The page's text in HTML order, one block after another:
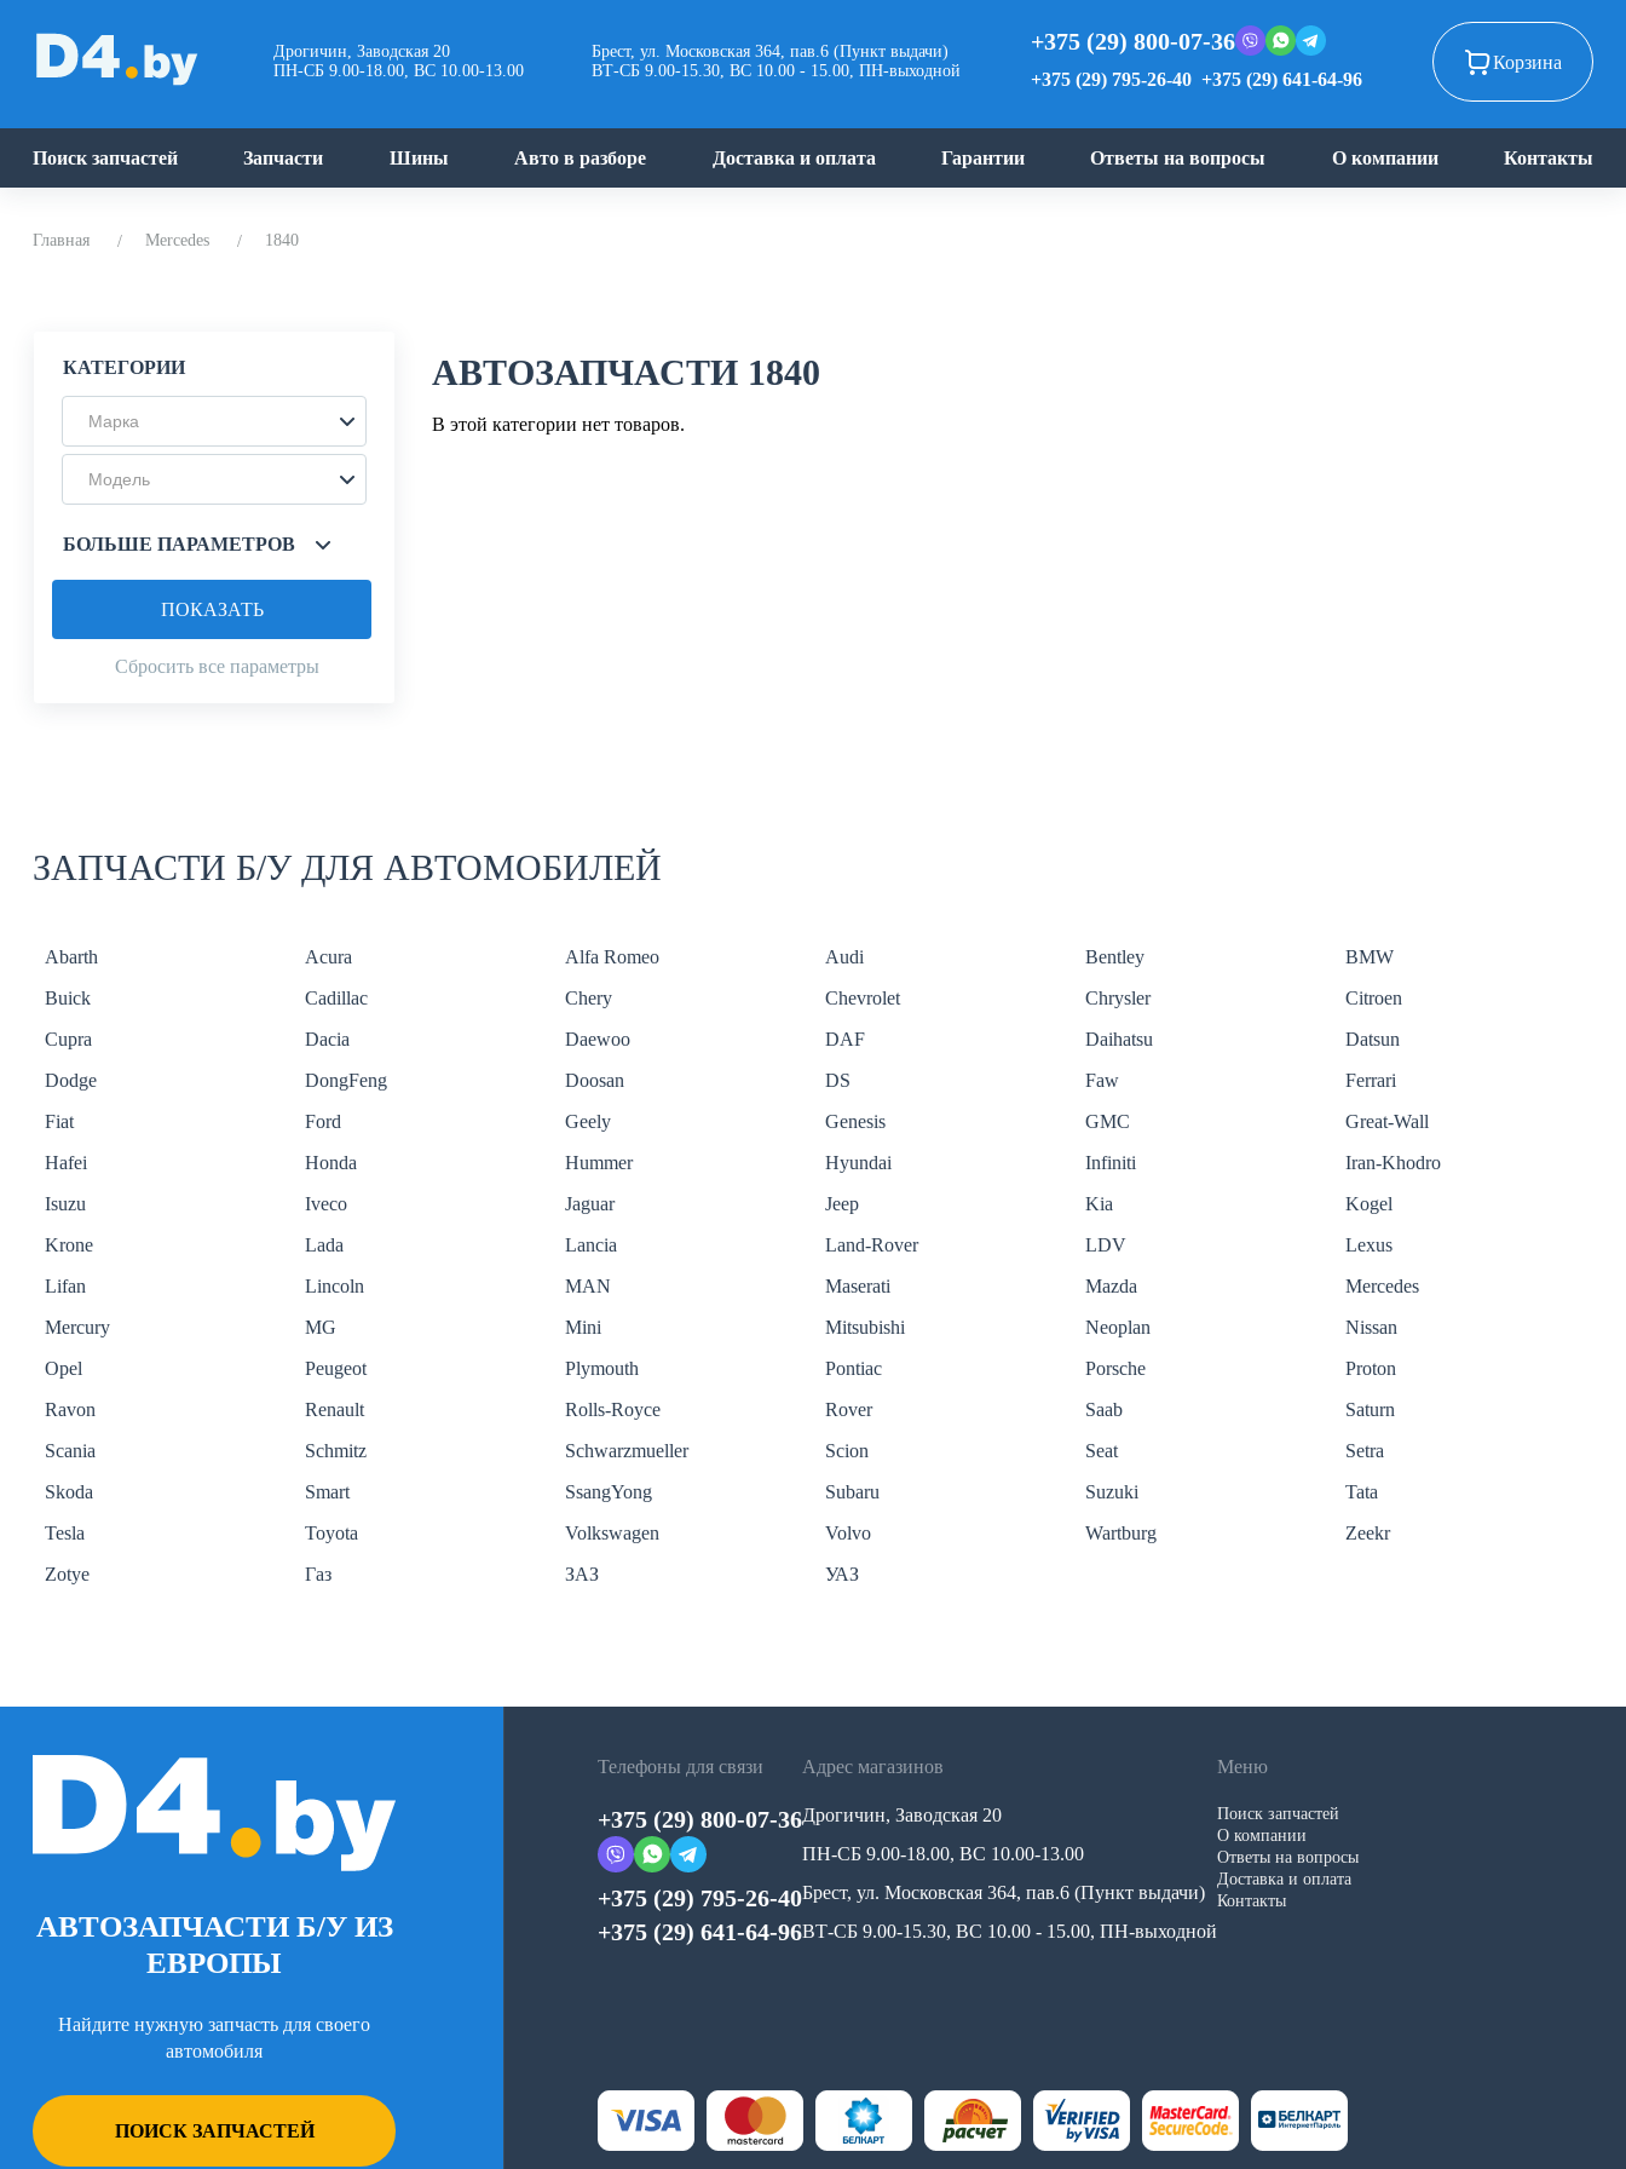
Дрогичин, Заводская 20
ПН-СБ 9.00-18.00, ВС 10.00-13.00
Брест, ул. Московская 364, пав.6 (Пункт выдачи)
ВТ-СБ 9.00-15.30, ВС 10.00 - 15.00, ПН-выходной
+375 (29) 800-07-36
+375 (29) 795-26-40 +375 (29) 641-64-96
Корзина
Поиск запчастей Запчасти Шины Авто в разборе Доставка и оплата Гарантии Ответы на вопросы О компании Контакты
Главная Mercedes 1840
КАТЕГОРИИ
Марка
Модель
БОЛЬШЕ ПАРАМЕТРОВ
Сбросить все параметры
ПОКАЗАТЬ
АВТОЗАПЧАСТИ 1840
В этой категории нет товаров.
ЗАПЧАСТИ Б/У ДЛЯ АВТОМОБИЛЕЙ
Abarth Acura Alfa Romeo Audi Bentley
BMW
Buick
Cadillac Chery Chevrolet Chrysler
Citroen
Cupra
Dacia Daewoo DAF Daihatsu
Datsun
Dodge
DongFeng Doosan DS Faw
Ferrari
Fiat
Ford Geely Genesis GMC
Great-Wall
Hafei
Honda Hummer Hyundai Infiniti
Iran-Khodro
Isuzu
Iveco Jaguar Jeep Kia
Kogel
Krone
Lada Lancia Land-Rover LDV
Lexus
Lifan
Lincoln MAN Maserati Mazda
Mercedes
Mercury
MG Mini Mitsubishi Neoplan
Nissan
Opel
Peugeot Plymouth Pontiac Porsche
Proton
Ravon
Renault Rolls-Royce Rover Saab
Saturn
Scania
Schmitz Schwarzmueller Scion Seat
Setra
Skoda
Smart SsangYong Subaru Suzuki
Tata
Tesla
Toyota Volkswagen Volvo Wartburg
Zeekr
Zotye
Газ ЗАЗ УАЗ
АВТОЗАПЧАСТИ Б/У ИЗ
ЕВРОПЫ
Найдите нужную запчасть для своего
автомобиля
ПОИСК ЗАПЧАСТЕЙ
Телефоны для связи
+375 (29) 800-07-36
+375 (29) 795-26-40
+375 (29) 641-64-96
Адрес магазинов
Дрогичин, Заводская 20
ПН-СБ 9.00-18.00, ВС 10.00-13.00
Брест, ул. Московская 364, пав.6 (Пункт выдачи)
ВТ-СБ 9.00-15.30, ВС 10.00 - 15.00, ПН-выходной
Меню
Поиск запчастей
О компании
Ответы на вопросы
Доставка и оплата
Контакты